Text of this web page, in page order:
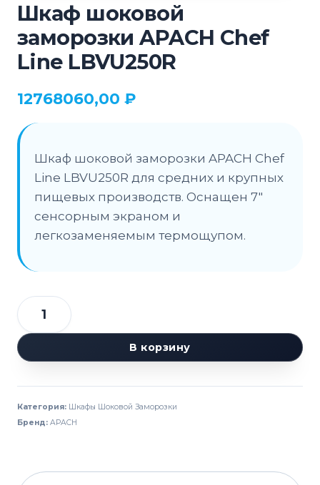
Шкаф шоковой
заморозки APACH Chef
Line LBVU250R
12768060,00 ₽
Шкаф шоковой заморозки APACH Chef
Line LBVU250R для средних и крупных
пищевых производств. Оснащен 7″
сенсорным экраном и
легкозаменяемым термощупом.
Количество
товара
Шкаф
заморозки
APACH
LBVU250R
В корзину
Категория: Шкафы Шоковой Заморозки
Бренд: APACH